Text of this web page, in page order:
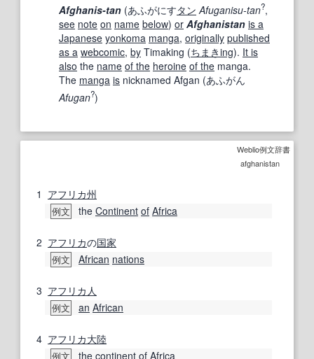
Afghanis-tan (あふがにすタン Afuganisu-tan?,
see note on name below) or Afghanistan is a
Japanese yonkoma manga, originally published
as a webcomic, by Timaking (ちまきing). It is
also the name of the heroine of the manga.
The manga is nicknamed Afgan (あふがん
Afugan?)
Weblio例文辞書
afghanistan
1 アフリカ州
例文 the Continent of Africa
2 アフリカの国家
例文 African nations
3 アフリカ人
例文 an African
4 アフリカ大陸
例文 the continent of Africa